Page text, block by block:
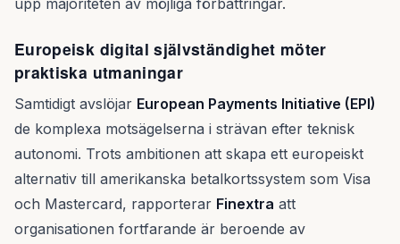
upp majoriteten av möjliga förbättringar.
Europeisk digital självständighet möter
praktiska utmaningar
Samtidigt avslöjar European Payments Initiative (EPI)
de komplexa motsägelserna i strävan efter teknisk
autonomi. Trots ambitionen att skapa ett europeiskt
alternativ till amerikanska betalkortssystem som Visa
och Mastercard, rapporterar Finextra att
organisationen fortfarande är beroende av